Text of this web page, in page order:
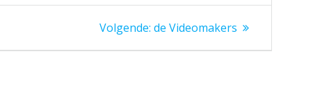
Volgende: de Videomakers